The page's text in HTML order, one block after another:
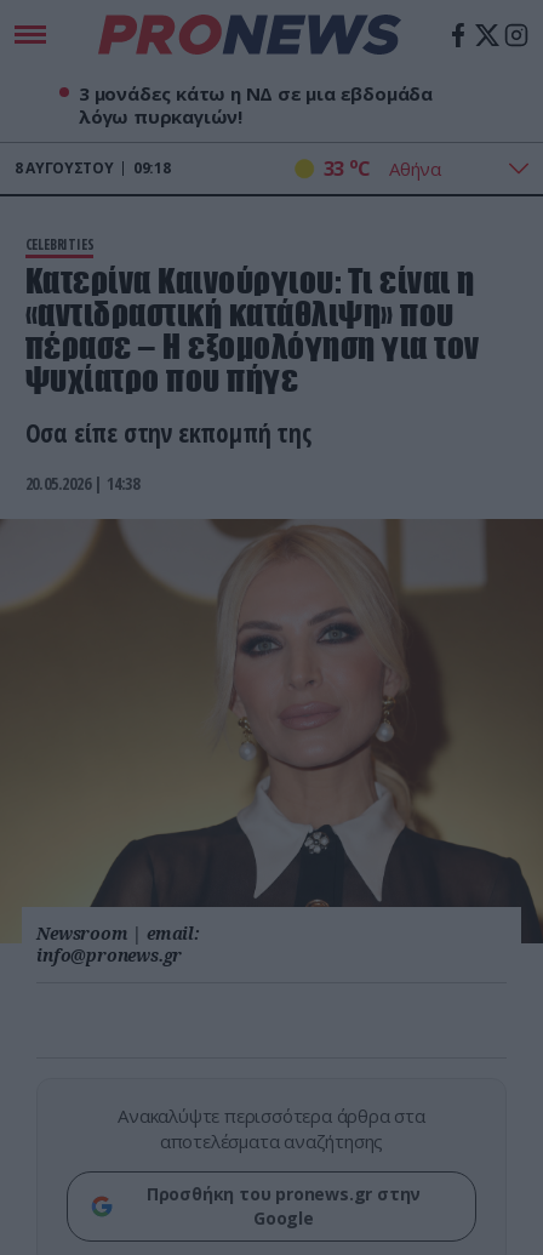
3 μονάδες κάτω η ΝΔ σε μια εβδομάδα
λόγω πυρκαγιών!
8ΑΥΓΟΎΣΤΟΥ 09:18 33 oC
CELEBRITIES
Κατερίνα Καινούργιου: Τι είναι η
«αντιδραστική κατάθλιψη» που
πέρασε – Η εξομολόγηση για τον
ψυχίατρο που πήγε
Οσα είπε στην εκπομπή της
20.05.2026 | 14:38
Newsroom | email:
info@pronews.gr
Ανακαλύψτε περισσότερα άρθρα στα
αποτελέσματα αναζήτησης
Προσθήκη του pronews.gr στην
Google